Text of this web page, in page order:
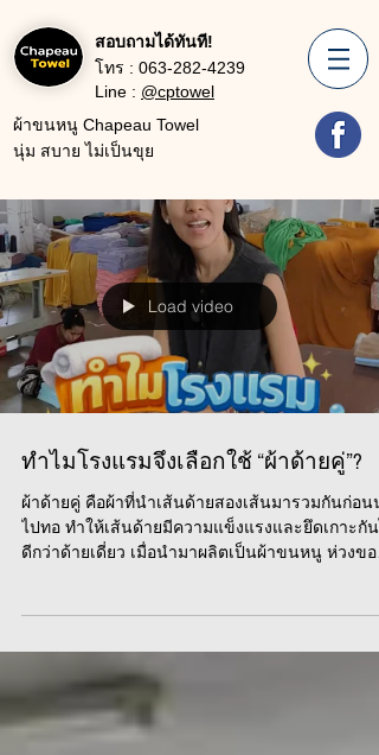
สอบถามได้ทันที!
โทร : 063-282-4239
Line : @cptowel
ผ้าขนหนู Chapeau Towel
นุ่ม สบาย ไม่เป็นขุย
Load video
ทำไมโรงแรมจึงเลือกใช้ “ผ้าด้ายคู่”?
ผ้าด้ายคู่ คือผ้าที่นำเส้นด้ายสองเส้นมารวมกันก่อนน
ไปทอ ทำให้เส้นด้ายมีความแข็งแรงและยึดเกาะกัน
ดีกว่าด้ายเดี่ยว เมื่อนำมาผลิตเป็นผ้าขนหนู ห่วงของ